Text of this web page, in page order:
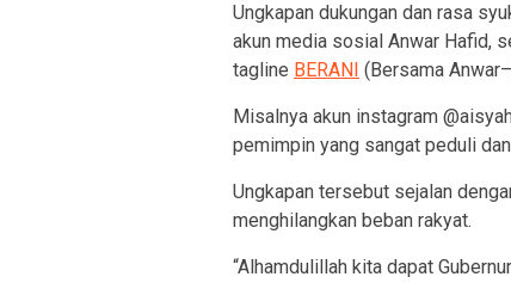
Ungkapan dukungan dan rasa
akun media sosial Anwar Hafid,
tagline BERANI (Bersama
Misalnya akun instagram
pemimpin yang sangat peduli
Ungkapan tersebut sejalan
menghilangkan beban rakyat.
“Alhamdulillah kita dapat